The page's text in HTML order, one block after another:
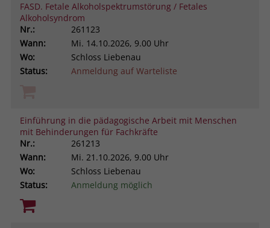
FASD. Fetale Alkoholspektrumstörung / Fetales
Alkoholsyndrom
Nr.:
261123
Wann:
Mi. 14.10.2026, 9.00 Uhr
Wo:
Schloss Liebenau
Status:
Anmeldung auf Warteliste
Einführung in die pädagogische Arbeit mit Menschen
mit Behinderungen für Fachkräfte
Nr.:
261213
Wann:
Mi. 21.10.2026, 9.00 Uhr
Wo:
Schloss Liebenau
Status:
Anmeldung möglich